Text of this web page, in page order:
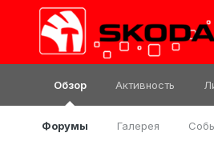
Обзор
Форумы Галерея
Активность